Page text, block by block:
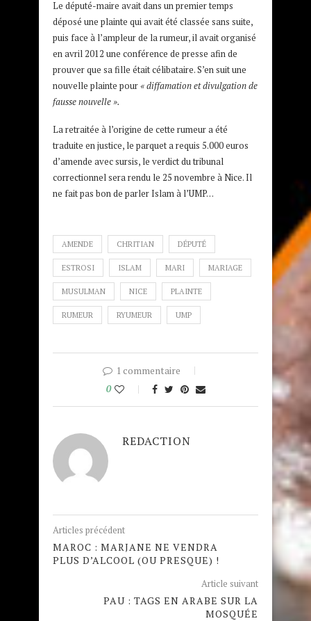
Le député-maire avait dans un premier temps
déposé une plainte qui avait été classée sans suite,
puis face à l’ampleur de la rumeur, il avait organisé
en avril 2012 une conférence de presse afin de
prouver que sa fille était célibataire. S’en suit une
nouvelle plainte pour« diffamation et divulgation de
fausse nouvelle ».
La retraitée à l’origine de cette rumeur a été
traduite en justice, le parquet a requis 5.000 euros
d’amende avec sursis, le verdict du tribunal
correctionnel sera rendu le 25 novembre à Nice. Il
ne fait pas bon de parler Islam à l’UMP…
AMENDE CHRITIAN DÉPUTÉ
ESTROSI ISLAM MARI MARIAGE
MUSULMAN NICE PLAINTE
RUMEUR RYUMEUR UMP
1 commentaire
0
REDACTION
Articles précédent
MAROC : MARJANE NE VENDRA
PLUS D’ALCOOL (OU PRESQUE) !
Article suivant
PAU : TAGS EN ARABE SUR LA
MOSQUÉE